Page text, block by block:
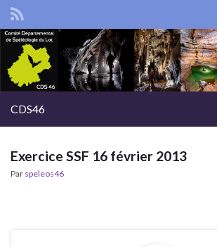
Search for:
CDS46
Exercice SSF 16 février 2013
Par speleos46